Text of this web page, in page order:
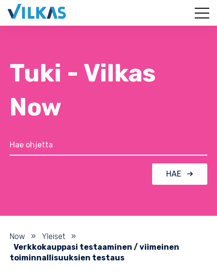
Tuki - Vilkas
Now
HAE
Now » Yleiset
»
Verkkokauppasi testaaminen / viimeinen
toiminnallisuuksien testaus